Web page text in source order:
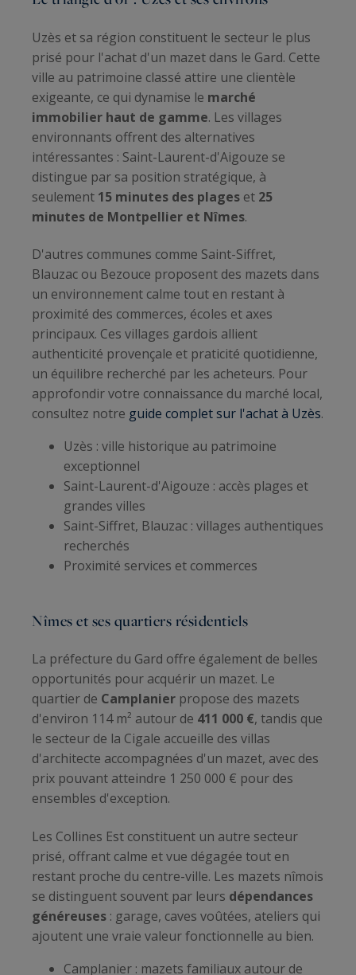
Uzès et sa région constituent le secteur le plus
prisé pour l'achat d'un mazet dans le Gard. Cette
ville au patrimoine classé attire une clientèle
exigeante, ce qui dynamise le marché
immobilier haut de gamme. Les villages
environnants offrent des alternatives
intéressantes : Saint-Laurent-d'Aigouze se
distingue par sa position stratégique, à
seulement 15 minutes des plages et 25
minutes de Montpellier et Nîmes.
D'autres communes comme Saint-Siffret,
Blauzac ou Bezouce proposent des mazets dans
un environnement calme tout en restant à
proximité des commerces, écoles et axes
principaux. Ces villages gardois allient
authenticité provençale et praticité quotidienne,
un équilibre recherché par les acheteurs. Pour
approfondir votre connaissance du marché local,
consultez notre guide complet sur l'achat à Uzès.
Uzès : ville historique au patrimoine
exceptionnel
Saint-Laurent-d'Aigouze : accès plages et
grandes villes
Saint-Siffret, Blauzac : villages authentiques
recherchés
Proximité services et commerces
Nîmes et ses quartiers résidentiels
La préfecture du Gard offre également de belles
opportunités pour acquérir un mazet. Le
quartier de Camplanier propose des mazets
d'environ 114 m² autour de 411 000 €, tandis que
le secteur de la Cigale accueille des villas
d'architecte accompagnées d'un mazet, avec des
prix pouvant atteindre 1 250 000 € pour des
ensembles d'exception.
Les Collines Est constituent un autre secteur
prisé, offrant calme et vue dégagée tout en
restant proche du centre-ville. Les mazets nîmois
se distinguent souvent par leurs dépendances
généreuses : garage, caves voûtées, ateliers qui
ajoutent une vraie valeur fonctionnelle au bien.
Camplanier : mazets familiaux autour de